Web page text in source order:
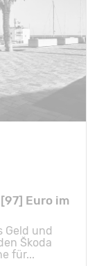
Euro im
Geld und
Škoda
für...